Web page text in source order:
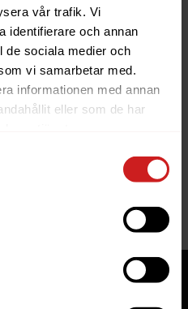
vår trafik. Vi
identifierare och annan
de sociala medier och
vi samarbetar med.
informationen med annan
eller som de har
trying to
or domain please
read